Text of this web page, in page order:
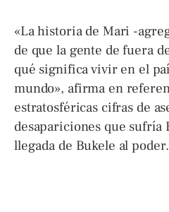
«La historia de Mari -
de que la gente de fuera
qué significa vivir en el
mundo», afirma en
estratosféricas cifras de
desapariciones que sufría
llegada de Bukele al poder.